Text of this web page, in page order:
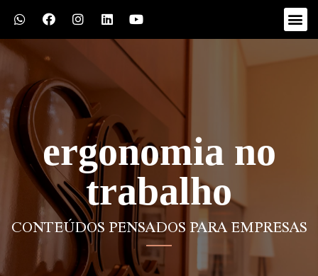
ergonomia no
trabalho
CONTEÚDOS PENSADOS PARA EMPRESAS